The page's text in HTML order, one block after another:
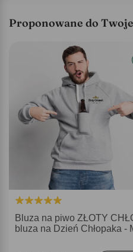
Proponowane do
Bluza na piwo ZŁOTY
bluza na Dzień Chłopaka -